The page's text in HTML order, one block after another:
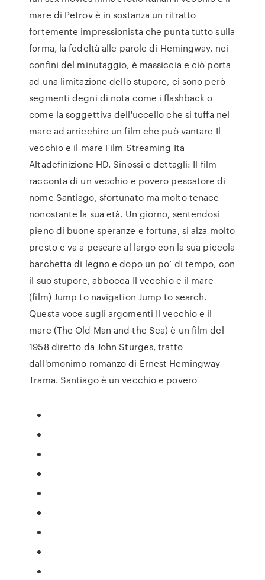
mare di Petrov è in sostanza un ritratto
fortemente impressionista che punta tutto sulla
forma, la fedeltà alle parole di Hemingway, nei
confini del minutaggio, è massiccia e ciò porta
ad una limitazione dello stupore, ci sono però
segmenti degni di nota come i flashback o
come la soggettiva dell'uccello che si tuffa nel
mare ad arricchire un film che può vantare Il
vecchio e il mare Film Streaming Ita
Altadefinizione HD. Sinossi e dettagli: Il film
racconta di un vecchio e povero pescatore di
nome Santiago, sfortunato ma molto tenace
nonostante la sua età. Un giorno, sentendosi
pieno di buone speranze e fortuna, si alza molto
presto e va a pescare al largo con la sua piccola
barchetta di legno e dopo un po’ di tempo, con
il suo stupore, abbocca Il vecchio e il mare
(film) Jump to navigation Jump to search.
Questa voce sugli argomenti Il vecchio e il
mare (The Old Man and the Sea) è un film del
1958 diretto da John Sturges, tratto
dall'omonimo romanzo di Ernest Hemingway
Trama. Santiago è un vecchio e povero